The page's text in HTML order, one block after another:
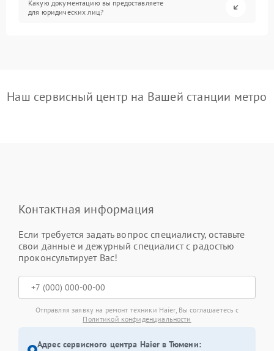
Какую документацию вы предоставляете
для юридических лиц?
Наш сервисный центр на Вашей станции метро
Контактная информация
Если требуется задать вопрос специалисту, оставьте
свои данные и дежурный специалист с радостью
проконсультирует Вас!
Отправляя заявку на ремонт техники Haier, Вы соглашаетесь с
Политикой конфиденциальности
Адрес сервисного центра Haier в Тюмени: